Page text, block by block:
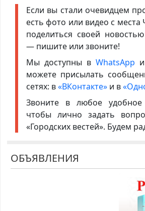
Если вы стали очевидцем
есть фото или видео с
поделиться своей
— пишите или звоните!
Мы доступны в WhatsApp
можете присылать
сетях: в«ВКонтакте»и в
Звоните в любое
чтобы лично задать
«Городских вестей». Будем
ОБЪЯВЛЕНИЯ